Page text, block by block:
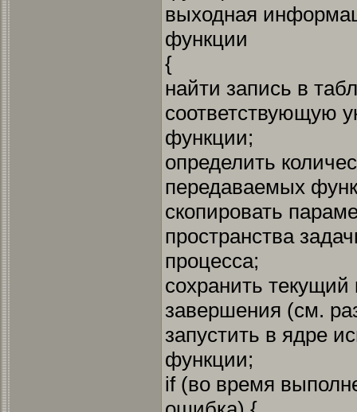
выходная
функции
{
найти запись в
соответствующую
функции;
определить
передаваемых
скопировать
пространства
процесса;
сохранить текущий
завершения (см.
запустить в ядре
функции;
if (во время